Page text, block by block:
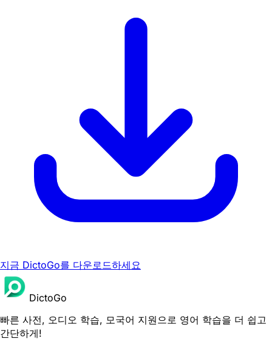
지금 DictoGo를 다운로드하세요
DictoGo
빠른 사전, 오디오 학습, 모국어 지원으로 영어 학습을 더 쉽고
간단하게!